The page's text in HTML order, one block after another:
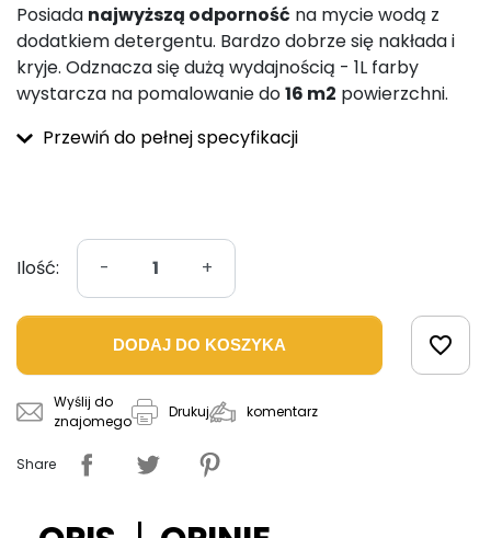
Posiada najwyższą odporność na mycie wodą z
dodatkiem detergentu. Bardzo dobrze się nakłada i
kryje. Odznacza się dużą wydajnością - 1L farby
wystarcza na pomalowanie do16 m2 powierzchni.
Przewiń do pełnej specyfikacji
Ilość: - +
DODAJ DO KOSZYKA favorite_border
Wyślij do
znajomego
Drukuj komentarz
Share